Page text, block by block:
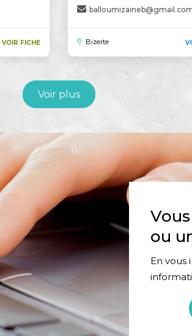
VOIR FICHE Bizerte
Voir plus
ou
En vous